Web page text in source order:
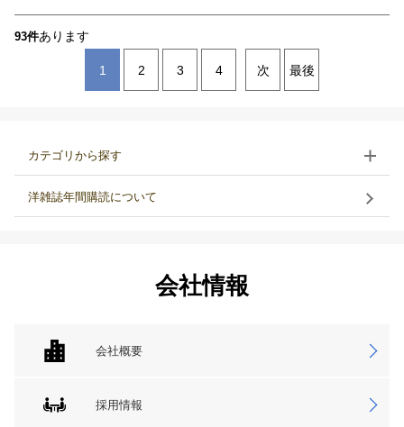
93件あります
1 2 3 4 次 最後
カテゴリから探す
洋雑誌年間購読について
会社情報
会社概要
採用情報